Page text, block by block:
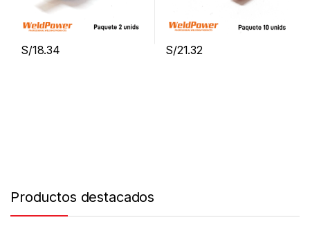
S/18.34 S/21.32
Productos destacados